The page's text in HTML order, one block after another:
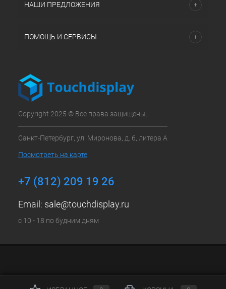
НАШИ ПРЕДЛОЖЕНИЯ
ПОМОЩЬ И СЕРВИСЫ
Copyright 2025 © Все права защищены.
Санкт-Петербург, ул. Миронова, д. 6, литера А
Посмотреть на карте
+7 (812) 209 19 26
Email: sale@touchdisplay.ru
с 10 - 18 по будним дням